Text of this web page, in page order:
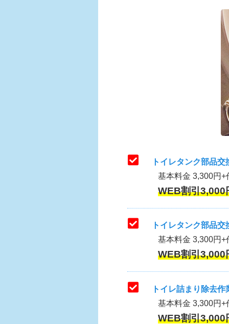
トイレタンク部品
基本料金 3,300円
WEB割引
トイレタンク部品
基本料金 3,300円+
WEB割引
トイレ詰まり除去作
基本料金 3,300円+
WEB割引